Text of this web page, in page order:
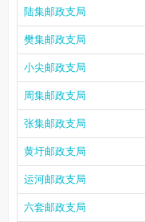
陆集邮政支局
樊集邮政支局
小尖邮政支局
周集邮政支局
张集邮政支局
黄圩邮政支局
运河邮政支局
六套邮政支局